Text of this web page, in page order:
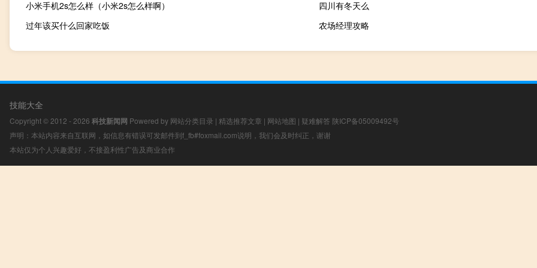
小米手机2s怎么样（小米2s怎么样啊）
四川有冬天么
过年该买什么回家吃饭
农场经理攻略
技能大全
Copyright © 2012 - 2026 科技新闻网 Powered by 网站分类目录 | 精选推荐文章 | 网站地图 | 疑难解答 陕ICP备05009492号
声明：本站内容来自互联网，如信息有错误可发邮件到f_fb#foxmail.com说明，我们会及时纠正，谢谢
本站仅为个人兴趣爱好，不接盈利性广告及商业合作